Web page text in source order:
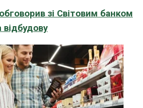
зі Світовим банком